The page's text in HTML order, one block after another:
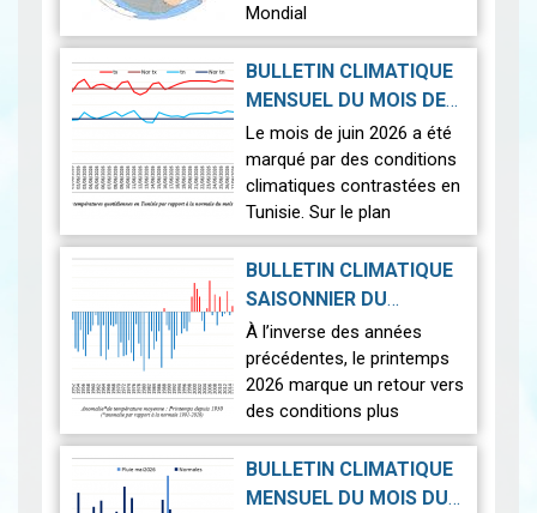
Mondial
Le 12 août 2026, la Terre
connaîtra l'un des
astronomiques les plus
spectaculaires : une…
BULLETIN CLIMATIQUE
MENSUEL DU MOIS DE
JUIN 2026 |2026-07-14
Le mois de juin 2026 a été
marqué par des conditions
climatiques contrastées en
Tunisie. Sur le plan
thermique, des
températures supérieures
aux normales ont été
observées sur l'en…
BULLETIN CLIMATIQUE
SAISONNIER DU
PRINTEMPS 2026|
2026-07-02
À l’inverse des années
précédentes, le printemps
2026 marque un retour vers
des conditions plus
proches de la normale,
avec un léger excédent
thermique de +0,3 °c
BULLETIN CLIMATIQUE
MENSUEL DU MOIS DU